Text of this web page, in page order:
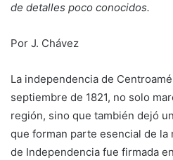
de detalles poco conocidos.
Por J. Chávez
La independencia de
septiembre de 1821, no solo
región, sino que también dejó
que forman parte esencial de la
de Independencia fue firmada